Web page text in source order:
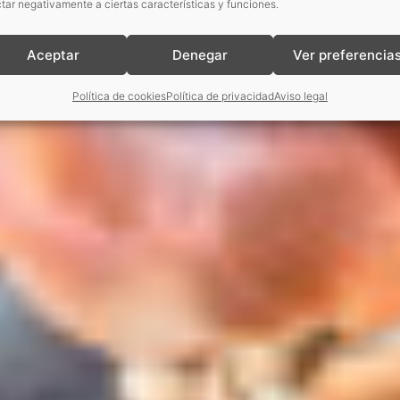
negativamente a ciertas características y funciones.
Aceptar Denegar Ver
Política de cookiesPolítica de privacidadAviso legal